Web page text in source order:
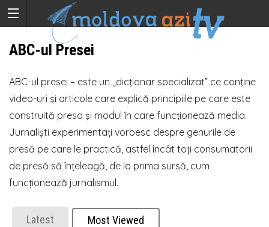
ABC-ul Presei
ABC-ul presei – este un „dicţionar specializat” ce conţine
video-uri şi articole care explică principiile pe care este
construită presa şi modul în care funcţionează media.
Jurnaliști experimentați vorbesc despre genurile de
presă pe care le practică, astfel încât toți consumatorii
de presă să înțeleagă, de la prima sursă, cum
funcționează jurnalismul.
Latest Most Viewed